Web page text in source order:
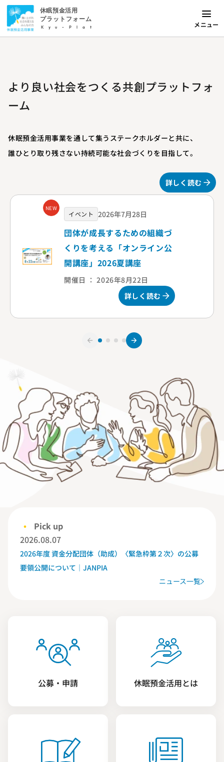
休眠預金活用
プラットフォーム
Kyu-Plat メニュー
より良い社会をつくる共創プラットフォ
ーム
休眠預金活用事業を通して集うステークホルダーと共に、
誰ひとり取り残さない持続可能な社会づくりを目指して。
詳しく読む
NEW
イベント 2026年7月28日
団体が成長するための組織づ
くりを考える「オンライン公
開講座」2026夏講座
開催日 ： 2026年8月22日
詳しく読む
Pick up
2026.08.07
2026年度 資金分配団体（助成）〈緊急枠第２次〉の公募
要領公開について｜JANPIA
ニュース一覧
公募・申請 休眠預金活用とは